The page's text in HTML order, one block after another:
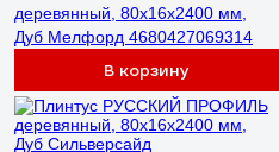
деревянный, 80х16х2400 мм,
Дуб Мелфорд 4680427069314
В корзину